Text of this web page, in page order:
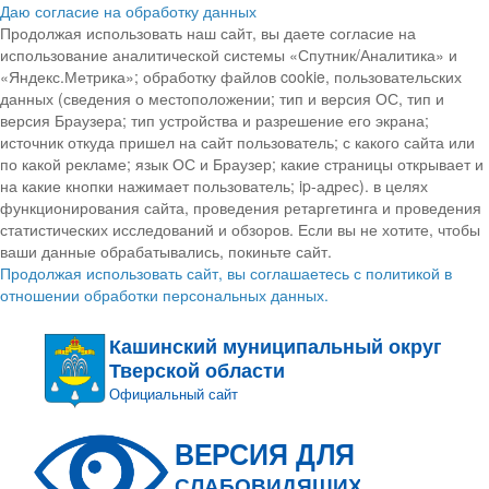
Даю согласие на обработку данных
Продолжая использовать наш сайт, вы даете согласие на
использование аналитической системы «Спутник/Аналитика» и
«Яндекс.Метрика»; обработку файлов cookie, пользовательских
данных (сведения о местоположении; тип и версия ОС, тип и
версия Браузера; тип устройства и разрешение его экрана;
источник откуда пришел на сайт пользователь; с какого сайта или
по какой рекламе; язык ОС и Браузер; какие страницы открывает и
на какие кнопки нажимает пользователь; ip-адрес). в целях
функционирования сайта, проведения ретаргетинга и проведения
статистических исследований и обзоров. Если вы не хотите, чтобы
ваши данные обрабатывались, покиньте сайт.
Продолжая использовать сайт, вы соглашаетесь с политикой в
отношении обработки персональных данных.